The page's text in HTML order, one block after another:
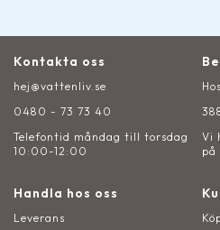
Kontakta oss
hej@vattenliv.se
0480 - 73 73 40
Telefontid måndag till torsdag
10:00-12:00
Vi
på
Handla hos oss
Leverans